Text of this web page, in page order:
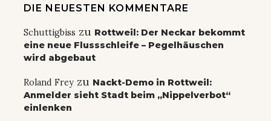
DIE NEUESTEN KOMMENTARE
Schuttigbiss zu Rottweil: Der Neckar bekommt
eine neue Flussschleife – Pegelhäuschen
wird abgebaut
Roland Frey zu Nackt-Demo in Rottweil:
Anmelder sieht Stadt beim „Nippelverbot“
einlenken